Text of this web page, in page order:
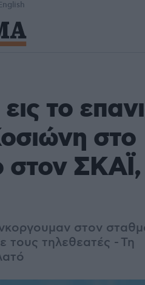
το
στο
στον ΣΚΑΪ,
στον
τους τηλεθεατές - Τη